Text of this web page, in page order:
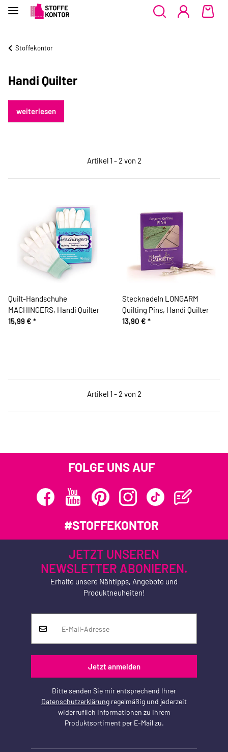
Stoffekontor
Handi Quilter
weiterlesen
Artikel 1 - 2 von 2
Quilt-Handschuhe
MACHINGERS, Handi Quilter
15,99 € *
Stecknadeln LONGARM
Quilting Pins, Handi Quilter
13,90 € *
Artikel 1 - 2 von 2
FOLGE UNS AUF
#STOFFEKONTOR
JETZT UNSEREN
NEWSLETTER ABONIEREN.
Erhalte unsere Nähtipps, Angebote und
Produktneuheiten!
Jetzt anmelden
Bitte senden Sie mir entsprechend Ihrer
Datenschutzerklärung regelmäßig und jederzeit
widerruflich Informationen zu Ihrem
Produktsortiment per E-Mail zu.